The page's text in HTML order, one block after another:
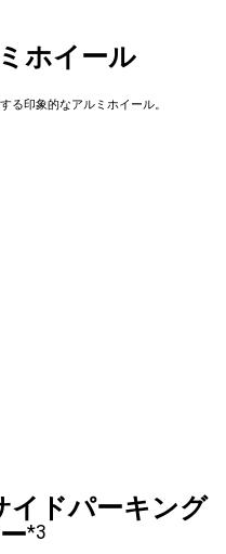
ホイール
る印象的なアルミホイール。
イドパーキング
*3